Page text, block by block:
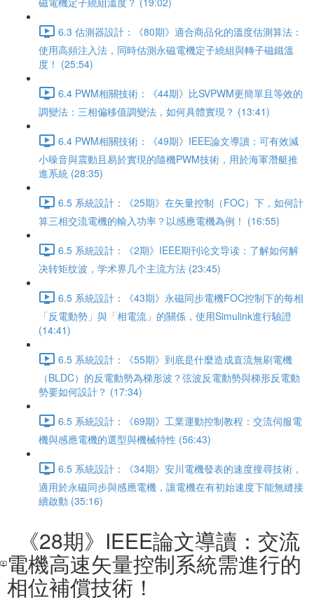
6.3 估測器設計：《80期》適合商品化的溫度估測算法：
使用高頻注入法，同時估測永磁電機定子繞組與轉子磁鐵溫
度！ (25:54)
6.4 PWM相關技術：《44期》比SVPWM更簡單且等效的
調變法：三相偏移值調變法，如何具體實現？ (13:41)
6.4 PWM相關技術：《49期》IEEE論文導讀：可有效減
小噪音與震動且易於實現的隨機PWM技術，用於海軍潛艇推
進系統 (28:35)
6.5 系統設計：《25期》在矢量控制（FOC）下，如何計
算三相交流電機的輸入功率？以感應電機為例！ (16:55)
6.5 系統設計：《2期》IEEE期刊论文导读：了解如何解
决转矩纹波，学术界几个主流方法 (23:45)
6.5 系統設計：《43期》永磁同步電機FOC控制下的每相
「反電動勢」與「相電流」的關係，使用Simulink進行驗證
(14:41)
6.5 系統設計：《55期》到底是什麼造成直流無刷電機
（BLDC）的反電動勢為梯形波？弦波反電動勢與梯形反電動
勢要如何設計？ (17:34)
6.5 系統設計：《69期》工業運動控制教程：交流伺服電
機與感應電機的選型與機械特性 (56:43)
6.5 系統設計：《34期》安川電機發表的速度搜尋技術，
適用於永磁同步與感應電機，讓電機在有初始速度下能無縫接
續啟動 (35:16)
《28期》IEEE論文導讀：交流
電機高速矢量控制系統需進行的
相位補償技術！